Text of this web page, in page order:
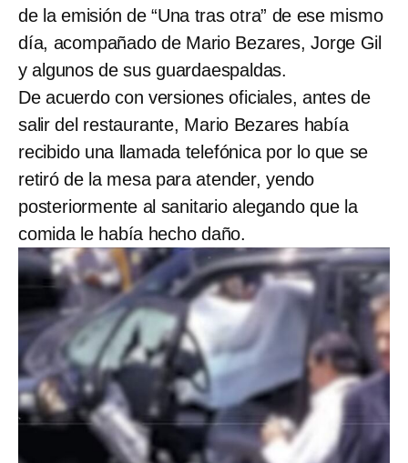
de la emisión de “Una tras otra” de ese mismo
día, acompañado de Mario Bezares, Jorge Gil
y algunos de sus guardaespaldas.
De acuerdo con versiones oficiales, antes de
salir del restaurante, Mario Bezares había
recibido una llamada telefónica por lo que se
retiró de la mesa para atender, yendo
posteriormente al sanitario alegando que la
comida le había hecho daño.